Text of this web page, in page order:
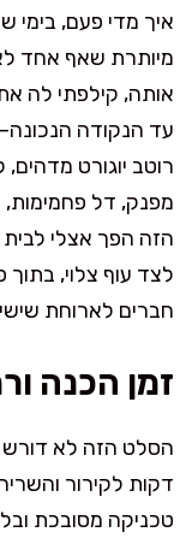
איך מדי פעם, בימי
מיותרת שאף אחד
אותה, קילפתי לה
עד הנקודה
רוטב יוגורט
מפנק, דל פחמימות,
הזה הפך אצלי
לצד עוף צלוי,
חברים לארוחת
זמן הכנה
דקות לקירור
טכניקה מסובכת